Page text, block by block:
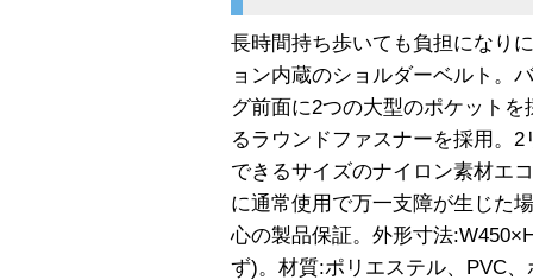
長時間持ち歩いても負担になり
ョン内蔵のショルダーベルト。
グ前面に2つの大型のポケット
るラウンドファスナーを採用。
できるサイズのナイロン素材エ
に通常使用で万一支障が生じた
心の製品保証。外形寸法
ず)。材質:ポリエステル、PVC